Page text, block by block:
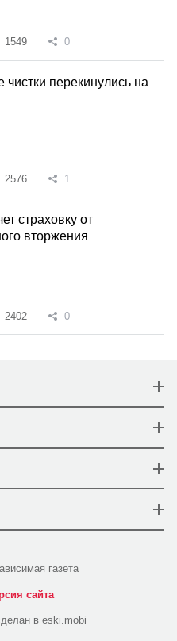
1549 0
чистки перекинулись на
2576 1
страховку от
вторжения
2402 0
газета
сайта
в eski.mobi